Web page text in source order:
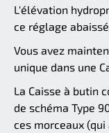
L'élévation
ce réglage abaissé.
Vous avez
unique dans une
La Caisse à butin
de schéma Type
ces morceaux